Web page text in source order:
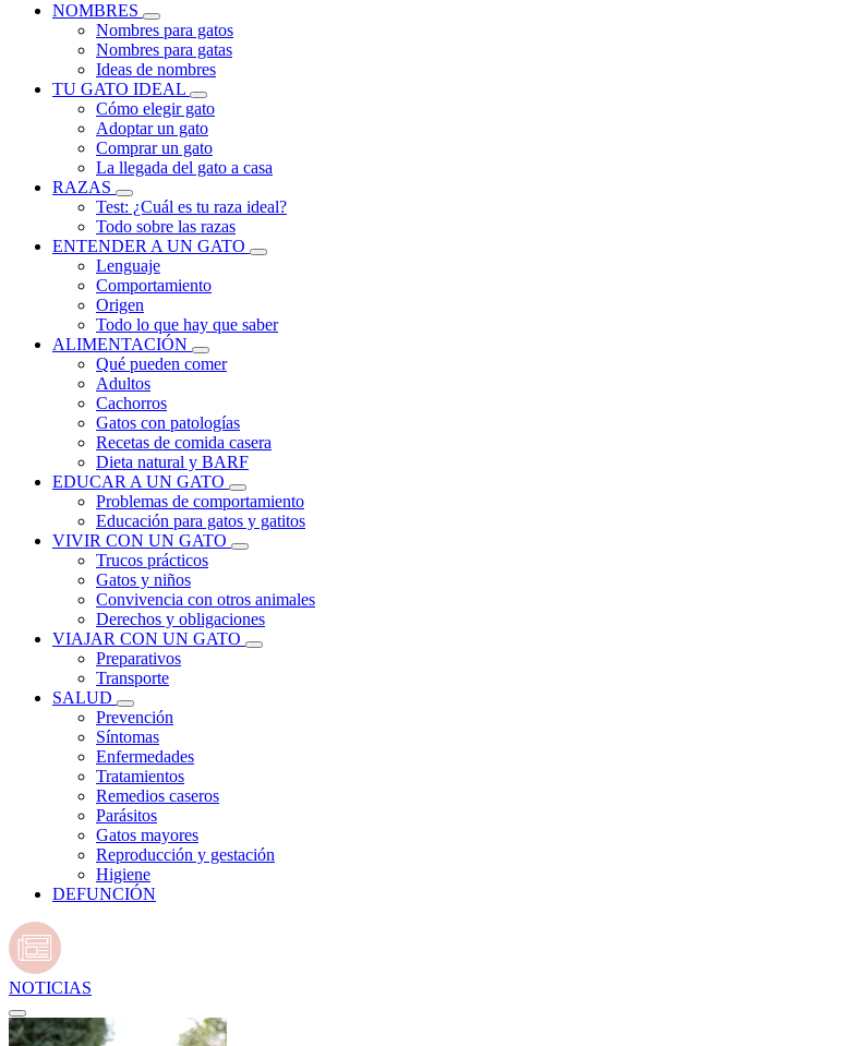
NOMBRES
Nombres para gatos
Nombres para gatas
Ideas de nombres
TU GATO IDEAL
Cómo elegir gato
Adoptar un gato
Comprar un gato
La llegada del gato a casa
RAZAS
Test: ¿Cuál es tu raza ideal?
Todo sobre las razas
ENTENDER A UN GATO
Lenguaje
Comportamiento
Origen
Todo lo que hay que saber
ALIMENTACIÓN
Qué pueden comer
Adultos
Cachorros
Gatos con patologías
Recetas de comida casera
Dieta natural y BARF
EDUCAR A UN GATO
Problemas de comportamiento
Educación para gatos y gatitos
VIVIR CON UN GATO
Trucos prácticos
Gatos y niños
Convivencia con otros animales
Derechos y obligaciones
VIAJAR CON UN GATO
Preparativos
Transporte
SALUD
Prevención
Síntomas
Enfermedades
Tratamientos
Remedios caseros
Parásitos
Gatos mayores
Reproducción y gestación
Higiene
DEFUNCIÓN
NOTICIAS